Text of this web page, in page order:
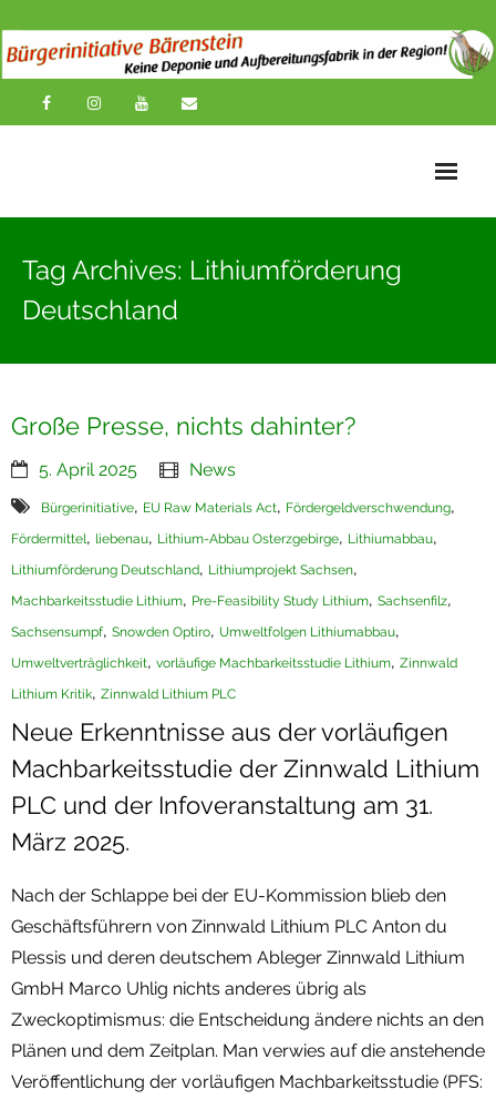
News
Publikationen
Impressionen
Termine
Newsletter
Tag Archives: Lithiumförderung
Deutschland
Große Presse, nichts dahinter?
5. April 2025 News
Bürgerinitiative, EU Raw Materials Act, Fördergeldverschwendung,
Fördermittel, liebenau, Lithium-Abbau Osterzgebirge, Lithiumabbau,
Lithiumförderung Deutschland, Lithiumprojekt Sachsen,
Machbarkeitsstudie Lithium, Pre-Feasibility Study Lithium, Sachsenfilz,
Sachsensumpf, Snowden Optiro, Umweltfolgen Lithiumabbau,
Umweltverträglichkeit, vorläufige Machbarkeitsstudie Lithium, Zinnwald
Lithium Kritik, Zinnwald Lithium PLC
Neue Erkenntnisse aus der vorläufigen
Machbarkeitsstudie der Zinnwald Lithium
PLC und der Infoveranstaltung am 31.
März 2025.
Nach der Schlappe bei der EU-Kommission blieb den
Geschäftsführern von Zinnwald Lithium PLC Anton du
Plessis und deren deutschem Ableger Zinnwald Lithium
GmbH Marco Uhlig nichts anderes übrig als
Zweckoptimismus: die Entscheidung ändere nichts an den
Plänen und dem Zeitplan. Man verwies auf die anstehende
Veröffentlichung der vorläufigen Machbarkeitsstudie (PFS: